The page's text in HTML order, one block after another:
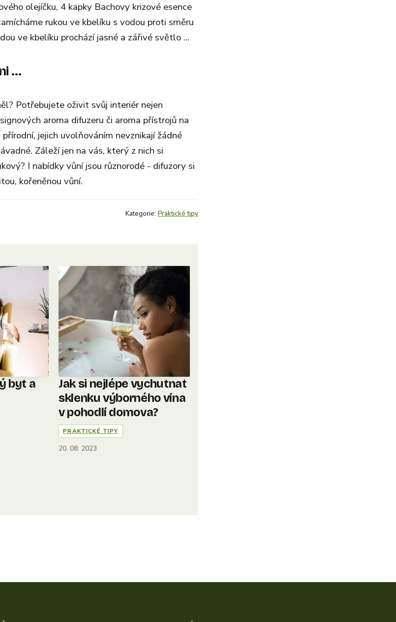
olejíčku, 4 kapky Bachovy krizové esence
rukou ve kbelíku s vodou proti směru
ve kbelíku prochází jasné a zářivé světlo ...
...
Potřebujete oživit svůj interiér nejen
aroma difuzeru či aroma přístrojů na
jejich uvolňováním nevznikají žádné
Záleží jen na vás, který z nich si
I nabídky vůní jsou různorodé - difuzory si
kořeněnou vůní.
Kategorie: Praktické tipy
byt a
Jak si nejlépe vychutnat
sklenku výborného vína
v pohodlí domova?
PRAKTICKÉ TIPY
20. 08. 2023